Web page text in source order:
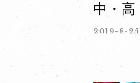
中・
2019-8-25